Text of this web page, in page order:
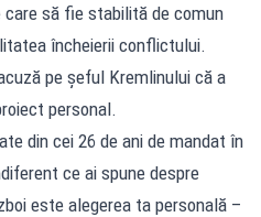
să fie stabilită de comun
încheierii conflictului.
pe șeful Kremlinului că a
personal.
din cei 26 de ani de mandat în
ce ai spune despre
este alegerea ta personală –